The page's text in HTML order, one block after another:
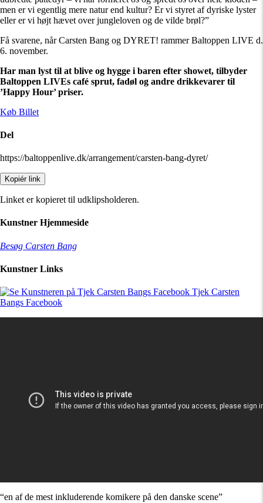
men er vi egentlig mere natur end kultur? Er vi styret af dyriske lyster
eller er vi højt hævet over jungleloven og de vilde brøl?”
Få svarene, når Carsten Bang og DYRET! rammer Baltoppen LIVE d.
6. november.
Har man lyst til at blive og hygge i baren efter showet, tilbyder
Baltoppen LIVEs café sprut, fadøl og andre drikkevarer til
’Happy Hour’ priser.
Køb Billet
Del
https://baltoppenlive.dk/arrangement/carsten-bang-dyret/
Kopiér link
Linket er kopieret til udklipsholderen.
Kunstner Hjemmeside
Besøg Carsten Bang
Kunstner Links
Tjek Carsten
Bangs Facebook
“en af de mest inkluderende komikere på den danske scene”